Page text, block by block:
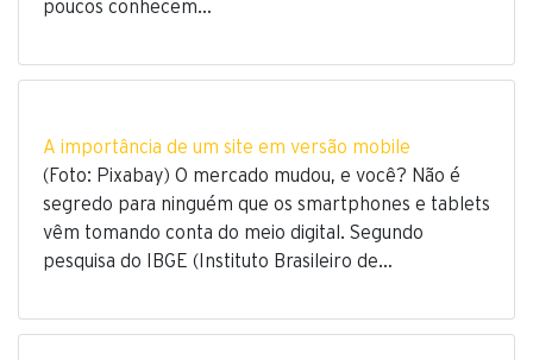
poucos conhecem…
A importância de um site em versão mobile
(Foto: Pixabay) O mercado mudou, e você? Não é
segredo para ninguém que os smartphones e tablets
vêm tomando conta do meio digital. Segundo
pesquisa do IBGE (Instituto Brasileiro de…